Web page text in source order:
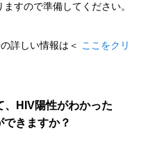
すので準備してください。
詳しい情報は＜ ここをクリ
HIV陽性がわかった
きますか？